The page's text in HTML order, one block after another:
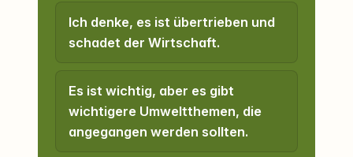
Ich denke, es ist übertrieben und
schadet der Wirtschaft.
Es ist wichtig, aber es gibt
wichtigere Umweltthemen, die
angegangen werden sollten.